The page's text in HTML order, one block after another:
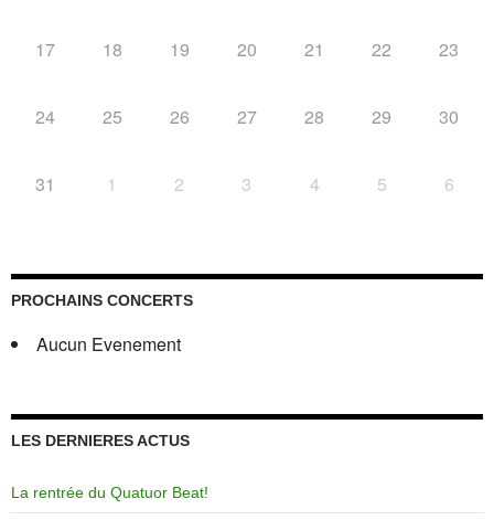
17 18 19 20 21 22 23
24 25 26 27 28 29 30
31 1 2 3 4 5 6
PROCHAINS CONCERTS
Aucun Evenement
LES DERNIERES ACTUS
La rentrée du Quatuor Beat!